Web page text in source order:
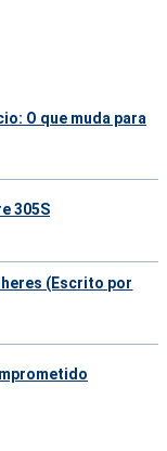
O que muda para
305S
(Escrito por